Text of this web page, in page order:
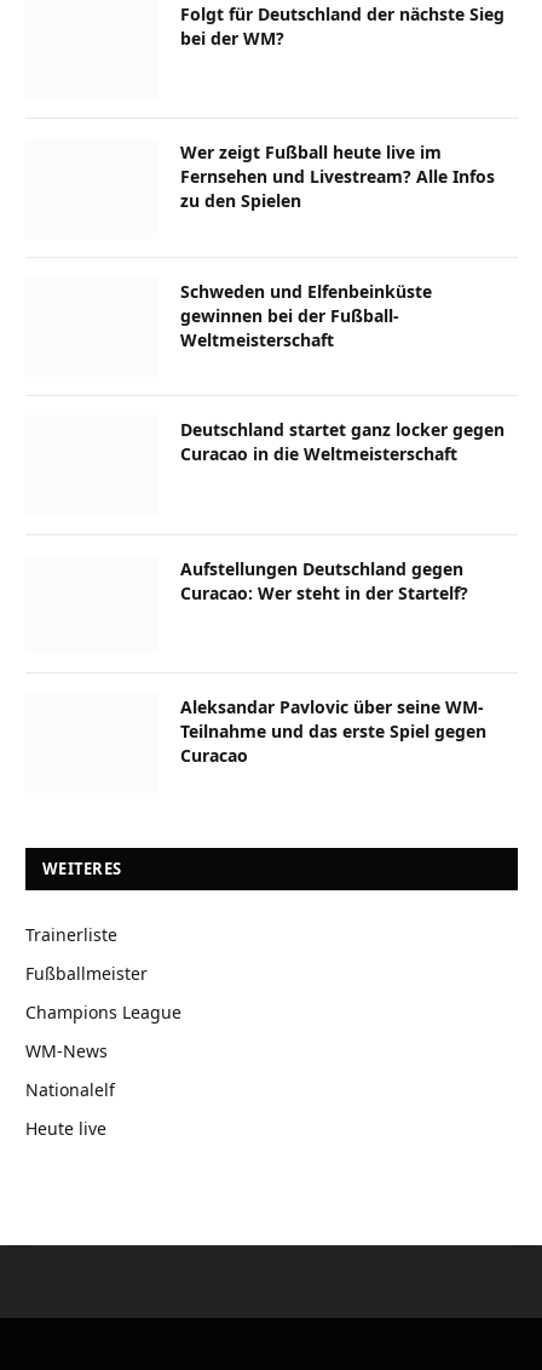
Folgt für Deutschland der nächste Sieg
bei der WM?
Wer zeigt Fußball heute live im
Fernsehen und Livestream? Alle Infos
zu den Spielen
Schweden und Elfenbeinküste
gewinnen bei der Fußball-
Weltmeisterschaft
Deutschland startet ganz locker gegen
Curacao in die Weltmeisterschaft
Aufstellungen Deutschland gegen
Curacao: Wer steht in der Startelf?
Aleksandar Pavlovic über seine WM-
Teilnahme und das erste Spiel gegen
Curacao
WEITERES
Trainerliste
Fußballmeister
Champions League
WM-News
Nationalelf
Heute live